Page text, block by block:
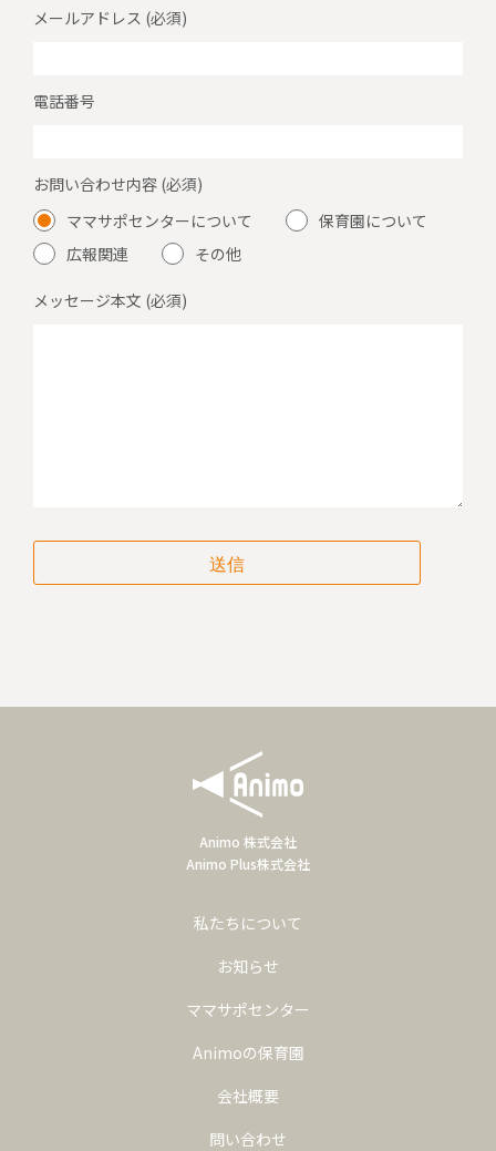
メールアドレス
電話番号
お問い合わせ内容
ママサポセンターについて
保育園について
広報関連
その他
メッセージ本文
Animo 株式会社
Animo Plus株式会社
私たちについて
お知らせ
ママサポセンター
Animoの保育園
会社概要
問い合わせ